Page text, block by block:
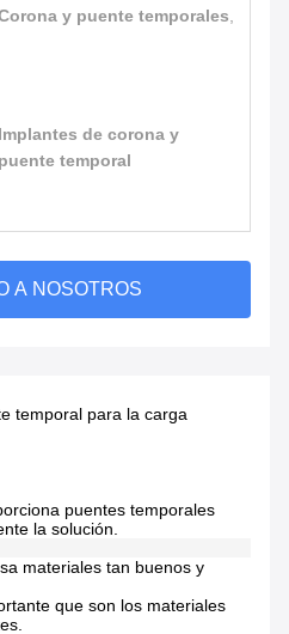
y puente temporales
Implantes de corona y
puente temporal
CONTACTO A NOSOTROS
temporal para la carga
puentes temporales
la solución.
materiales tan buenos y
que son los materiales